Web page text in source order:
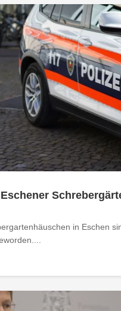
in Eschen